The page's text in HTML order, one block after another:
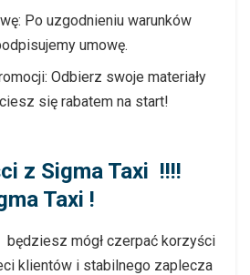
: Po uzgodnieniu warunków
umowę.
: Odbierz swoje materiały
się rabatem na start!
z Sigma Taxi !!!!
Taxi !
będziesz mógł czerpać korzyści
klientów i stabilnego zaplecza